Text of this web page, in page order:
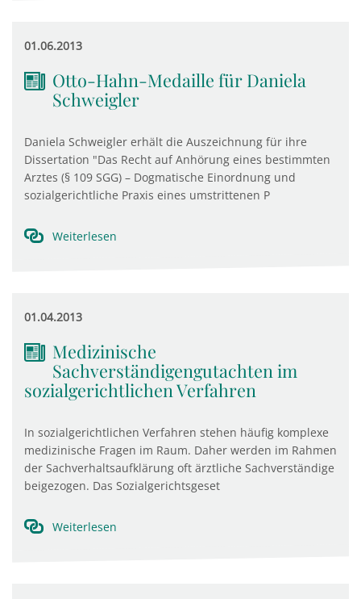
01.06.2013
Otto-Hahn-Medaille für Daniela
Schweigler
Daniela Schweigler erhält die Auszeichnung für ihre
Dissertation "Das Recht auf Anhörung eines bestimmten
Arztes (§ 109 SGG) – Dogmatische Einordnung und
sozialgerichtliche Praxis eines umstrittenen P
Weiterlesen
01.04.2013
Medizinische
Sachverständigengutachten im
sozialgerichtlichen Verfahren
In sozialgerichtlichen Verfahren stehen häufig komplexe
medizinische Fragen im Raum. Daher werden im Rahmen
der Sachverhaltsaufklärung oft ärztliche Sachverständige
beigezogen. Das Sozialgerichtsgeset
Weiterlesen